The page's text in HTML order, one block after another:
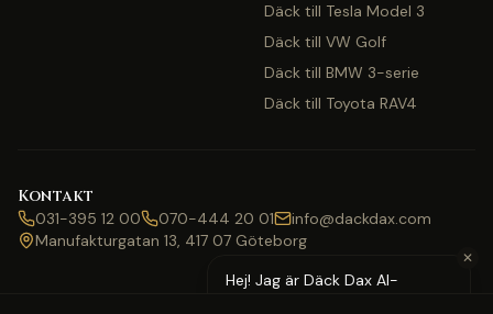
Däck till Tesla Model 3
Däck till VW Golf
Däck till BMW 3-serie
Däck till Toyota RAV4
Kontakt
031-395 12 00 070-444 20 01
info@dackdax.com
Manufakturgatan 13, 417 07 Göteborg
✕
Hej! Jag är Däck Dax AI-